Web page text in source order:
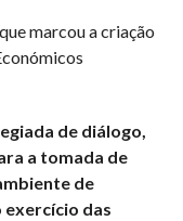
marcou a criação
de diálogo,
a tomada de
de
exercício das